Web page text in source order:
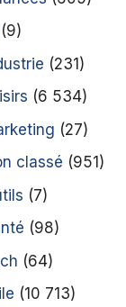
(9)
(231)
(6 534)
(27)
classé (951)
(7)
(98)
(64)
(10 713)